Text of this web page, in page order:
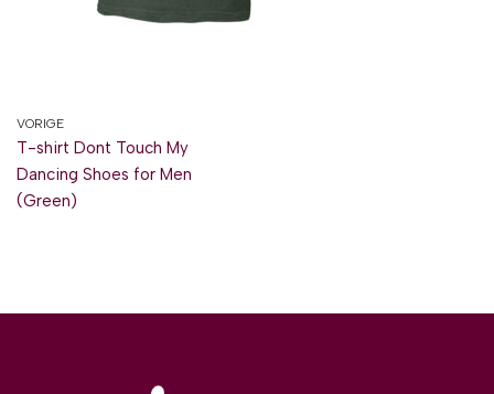
VORIGE
T-shirt Dont Touch My
Dancing Shoes for Men
(Green)